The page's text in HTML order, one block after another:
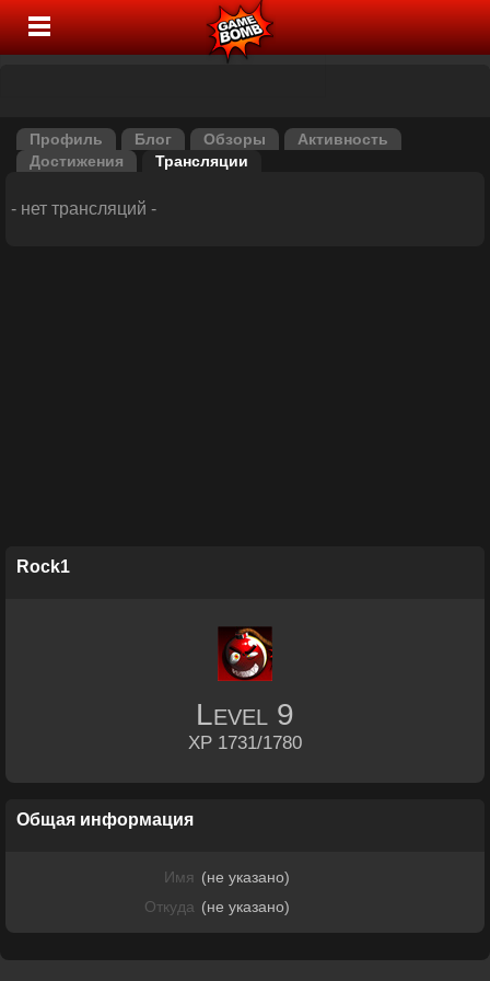
Профиль Блог Обзоры
Активность
Достижения
Трансляции
- нет трансляций -
Rock1
Level 9
XP 1731/1780
Общая информация
Имя (не указано)
Откуда (не указано)